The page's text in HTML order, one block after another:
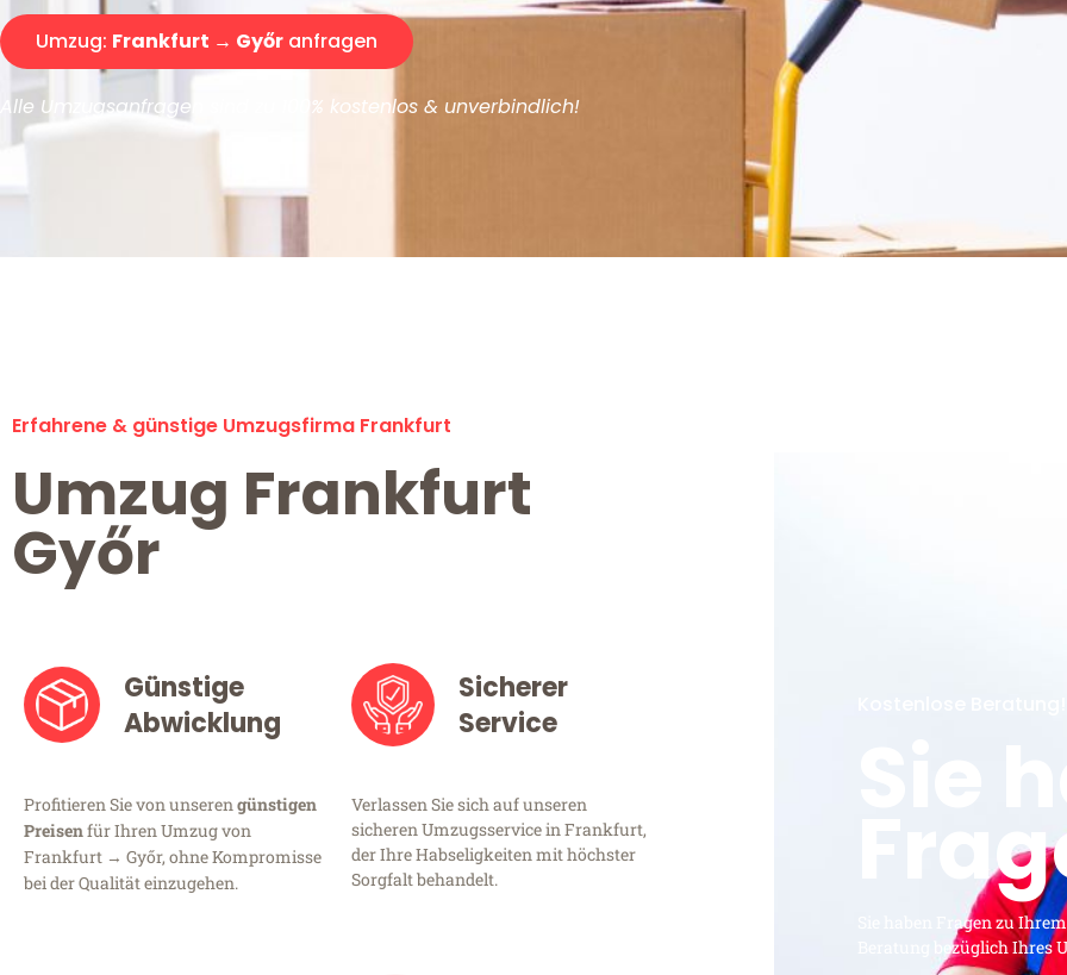
Umzug: Frankfurt → Győr anfragen
Alle Umzugsanfragen sind zu 100% kostenlos & unverbindlich!
Erfahrene & günstige Umzugsfirma Frankfurt
Umzug Frankfurt
Győr
Günstige
Abwicklung
Profitieren Sie von unserengünstigen
Preisenfür Ihren Umzug von
Frankfurt → Győr, ohne Kompromisse
bei der Qualität einzugehen.
Sicherer
Service
Verlassen Sie sich auf unseren
sicheren Umzugsservice in Frankfurt,
der Ihre Habseligkeiten mit höchster
Sorgfalt behandelt.
Sie
Sie haben Fragen zu
Beratung bezüglich Ihres